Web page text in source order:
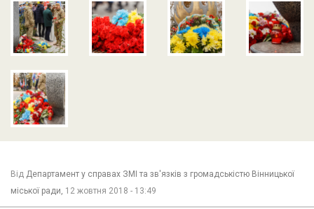
Від Департамент у справах ЗМІ та зв'язків з громадськістю Вінницької
міської ради, 12 жовтня 2018 - 13:49